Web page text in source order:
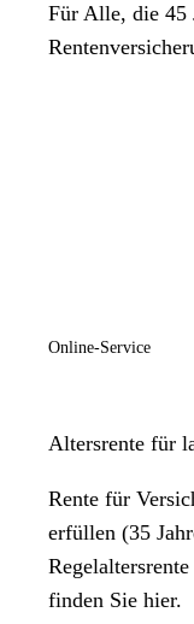
Geschlossen
Sonntag
Für Alle, die 45
Online-Service
Altersrente für
Rente für
erfüllen (35
finden Sie hier.